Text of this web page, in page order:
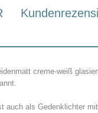
creme-weiß
auch als Gedenklichter